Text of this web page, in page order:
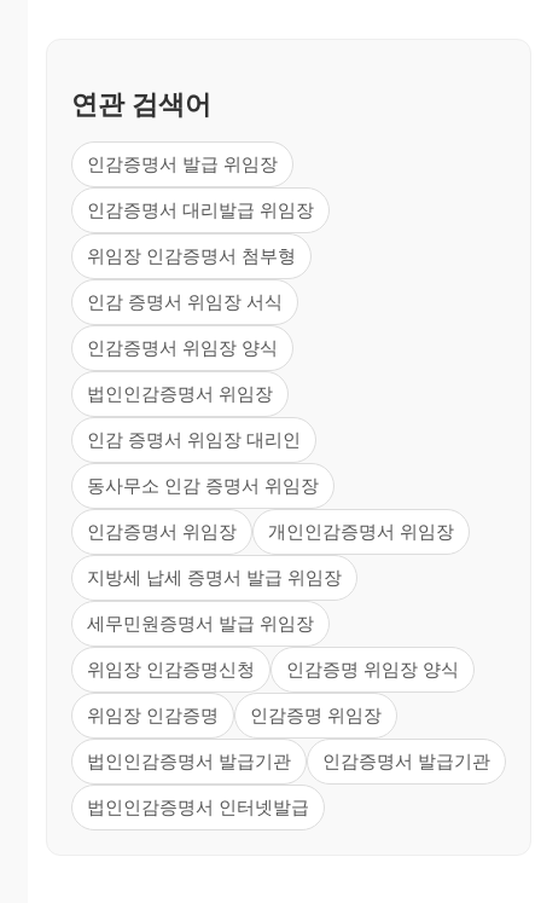
연관 검색어
인감증명서 발급 위임장
인감증명서 대리발급 위임장
위임장 인감증명서 첨부형
인감 증명서 위임장 서식
인감증명서 위임장 양식
법인인감증명서 위임장
인감 증명서 위임장 대리인
동사무소 인감 증명서 위임장
인감증명서 위임장 개인인감증명서 위임장
지방세 납세 증명서 발급 위임장
세무민원증명서 발급 위임장
위임장 인감증명신청 인감증명 위임장 양식
위임장 인감증명 인감증명 위임장
법인인감증명서 발급기관 인감증명서 발급기관
법인인감증명서 인터넷발급